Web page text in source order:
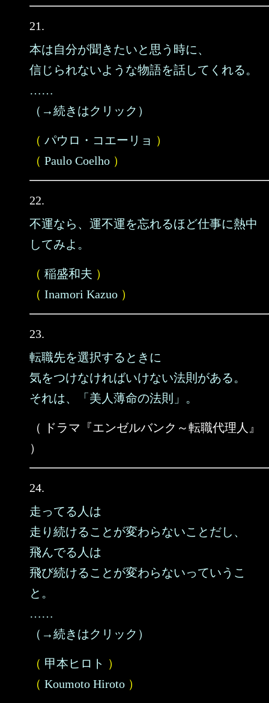
21.
本は自分が聞きたいと思う時に、
信じられないような物語を話してくれる。
……
（→続きはクリック）
（ パウロ・コエーリョ ）
（ Paulo Coelho ）
22.
不運なら、運不運を忘れるほど仕事に熱中
してみよ。
（ 稲盛和夫 ）
（ Inamori Kazuo ）
23.
転職先を選択するときに
気をつけなければいけない法則がある。
それは、「美人薄命の法則」。
（ ドラマ『エンゼルバンク～転職代理人』
）
24.
走ってる人は
走り続けることが変わらないことだし、
飛んでる人は
飛び続けることが変わらないっていうこ
と。
……
（→続きはクリック）
（ 甲本ヒロト ）
（ Koumoto Hiroto ）